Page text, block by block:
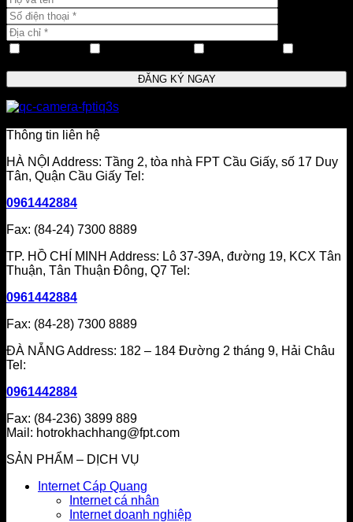
Thông tin liên hệ
HÀ NỘI Address: Tầng 2, tòa nhà FPT Cầu Giấy, số 17 Duy
Tân, Quận Cầu Giấy Tel:
0961442884
Fax: (84-24) 7300 8889
TP. HỒ CHÍ MINH Address: Lô 37-39A, đường 19, KCX Tân
Thuận, Tân Thuận Đông, Q7 Tel:
0961442884
Fax: (84-28) 7300 8889
ĐÀ NẴNG Address: 182 – 184 Đường 2 tháng 9, Hải Châu
Tel:
0961442884
Fax: (84-236) 3899 889
Mail: hotrokhachhang@fpt.com
SẢN PHẨM – DỊCH VỤ
Internet Cáp Quang
Internet cá nhân
Internet doanh nghiệp